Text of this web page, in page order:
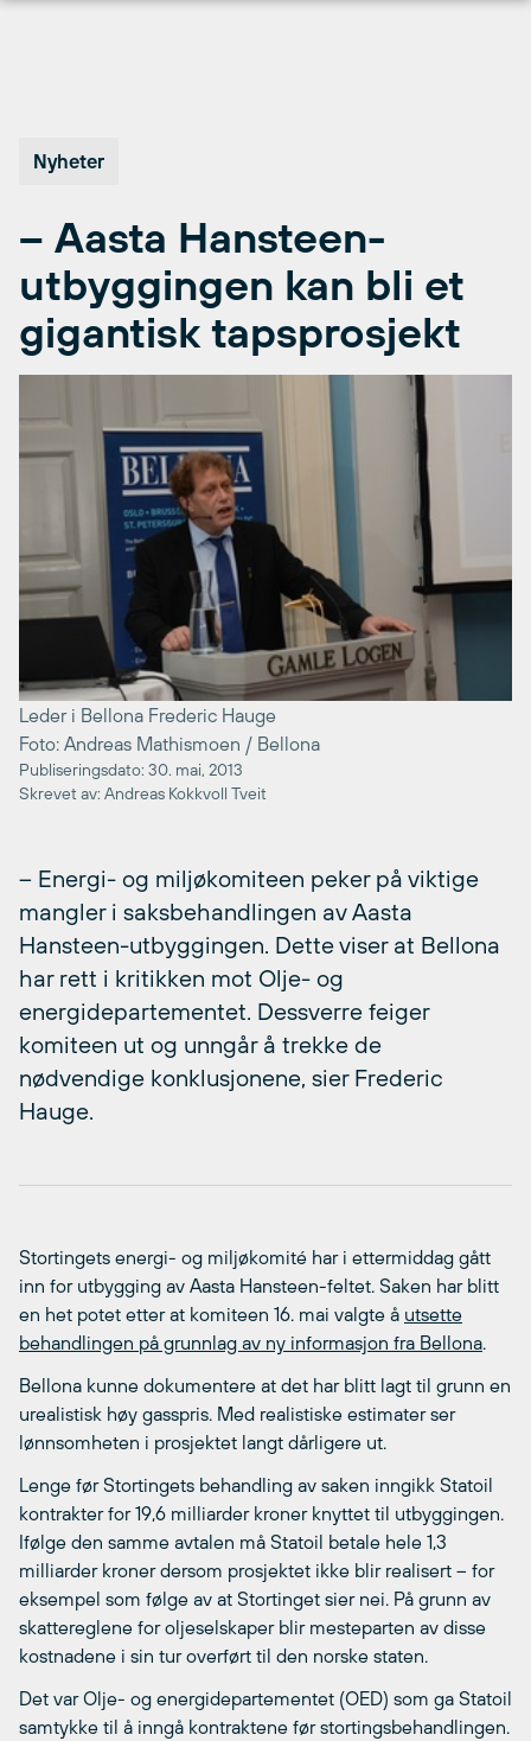
Nyheter
– Aasta Hansteen-
utbyggingen kan bli et
gigantisk tapsprosjekt
Leder i Bellona Frederic Hauge
Foto: Andreas Mathismoen / Bellona
Publiseringsdato: 30. mai, 2013
Skrevet av: Andreas Kokkvoll Tveit
– Energi- og miljøkomiteen peker på viktige
mangler i saksbehandlingen av Aasta
Hansteen-utbyggingen. Dette viser at Bellona
har rett i kritikken mot Olje- og
energidepartementet. Dessverre feiger
komiteen ut og unngår å trekke de
nødvendige konklusjonene, sier Frederic
Hauge.
Stortingets energi- og miljøkomité har i ettermiddag gått
inn for utbygging av Aasta Hansteen-feltet. Saken har blitt
en het potet etter at komiteen 16. mai valgte å utsette
behandlingen på grunnlag av ny informasjon fra Bellona
Bellona kunne dokumentere at det har blitt lagt til grunn en
urealistisk høy gasspris. Med realistiske estimater ser
lønnsomheten i prosjektet langt dårligere ut.
Lenge før Stortingets behandling av saken inngikk Statoil
kontrakter for 19,6 milliarder kroner knyttet til utbyggingen.
Ifølge den samme avtalen må Statoil betale hele 1,3
milliarder kroner dersom prosjektet ikke blir realisert – for
eksempel som følge av at Stortinget sier nei. På grunn av
skattereglene for oljeselskaper blir mesteparten av disse
kostnadene i sin tur overført til den norske staten.
Det var Olje- og energidepartementet (OED) som ga Statoil
samtykke til å inngå kontraktene før stortingsbehandlingen.